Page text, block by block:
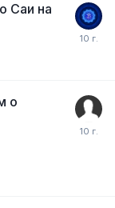
Саи на
о